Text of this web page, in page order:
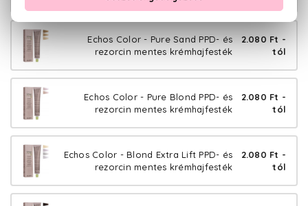
Echos Color - Pure Sand PPD- és
rezorcin mentes krémhajfesték
2.080 Ft -
tól
Echos Color - Pure Blond PPD- és
rezorcin mentes krémhajfesték
2.080 Ft -
tól
Echos Color - Blond Extra Lift PPD- és
rezorcin mentes krémhajfesték
2.080 Ft -
tól